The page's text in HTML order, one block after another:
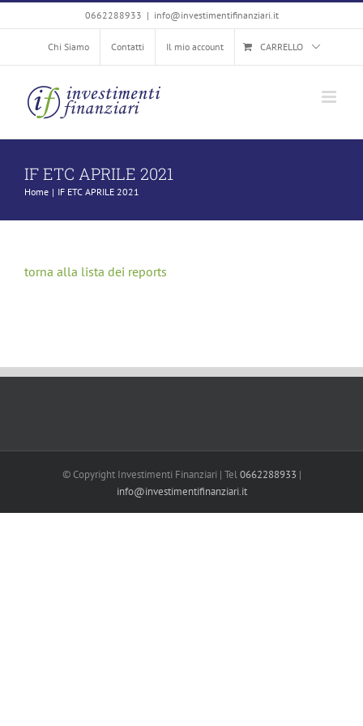
al
contenuto
0662288933 | info@investimentifinanziari.it
Chi Siamo Contatti Il mio account CARRELLO
IF ETC APRILE 2021
Home IF ETC APRILE 2021
torna alla lista dei reports
© Copyright Investimenti Finanziari | Tel0662288933 |
info@investimentifinanziari.it